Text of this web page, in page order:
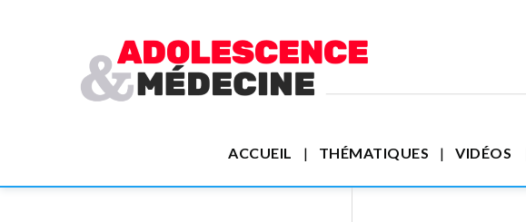
ACCUEIL THÉMATIQUES VIDÉOS